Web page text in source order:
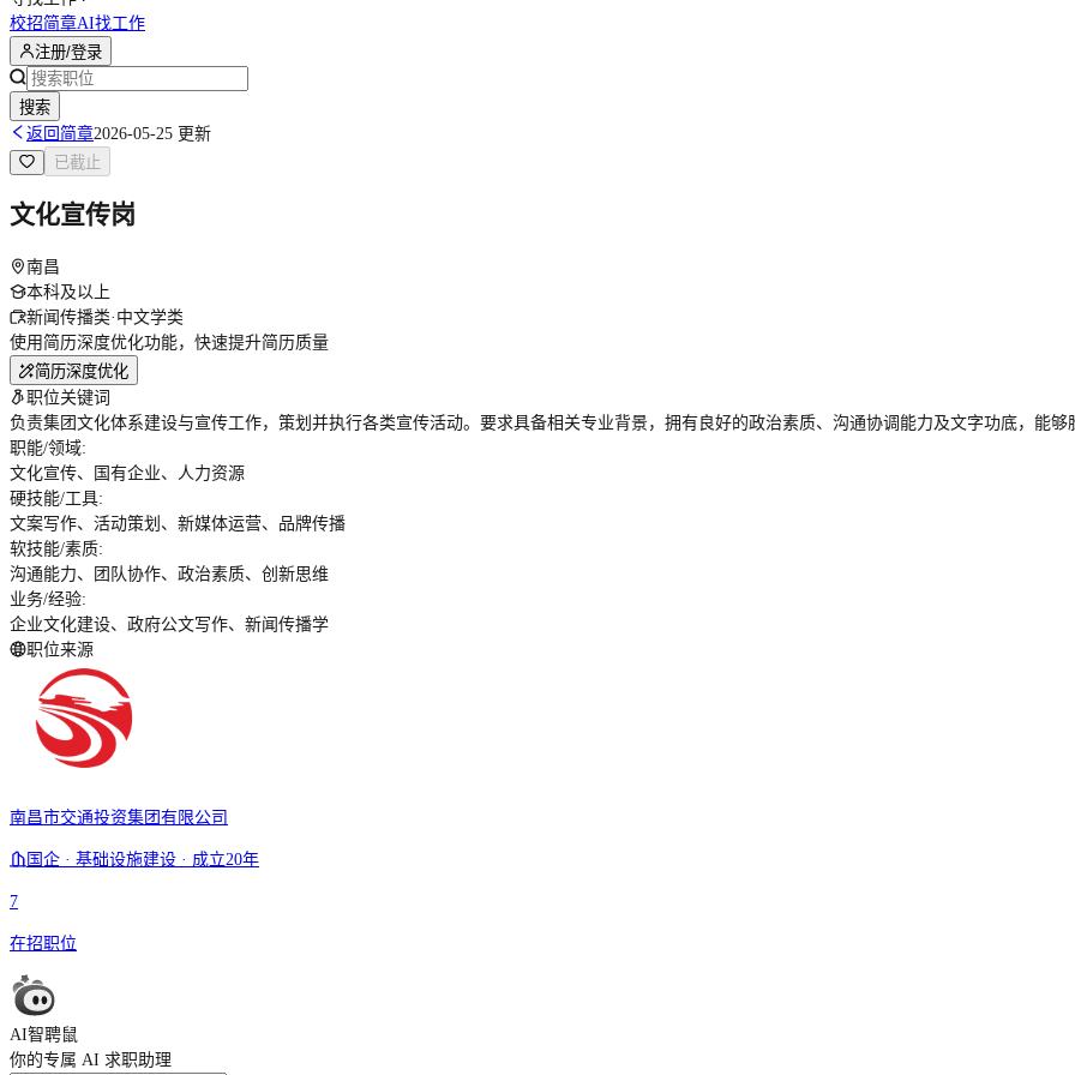
校招简章AI找工作
注册/登录
搜索
返回简章2026-05-25 更新
已截止
文化宣传岗
南昌
本科及以上
新闻传播类·中文学类
使用简历深度优化功能，快速提升简历质量
简历深度优化
职位关键词
负责集团文化体系建设与宣传工作，策划并执行各类宣传活动。要求具备相关专业背景，拥有良好的政治素质、沟通协调能力及文字功底，能
职能/领域:
文化宣传、国有企业、人力资源
硬技能/工具:
文案写作、活动策划、新媒体运营、品牌传播
软技能/素质:
沟通能力、团队协作、政治素质、创新思维
业务/经验:
企业文化建设、政府公文写作、新闻传播学
职位来源
南昌市交通投资集团有限公司
国企 · 基础设施建设 · 成立20年
7
在招职位
AI智聘鼠
你的专属 AI 求职助理